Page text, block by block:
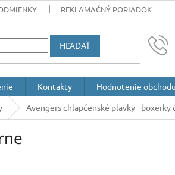
REKLAMAČNÝ PORIADOK
HĽADAŤ
Kontakty Hodnotenie obchodu
Avengers chlapčenské plavky - boxerky